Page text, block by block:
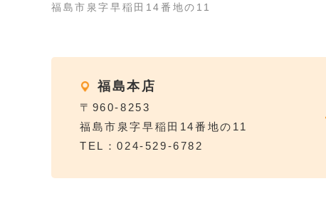
福島市泉字早稲田14番地の11
福島本店
〒960-8253
福島市泉字早稲田14番地の11
TEL：024-529-6782